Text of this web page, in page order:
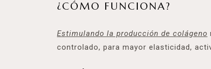
¿CÓMO FUNCIONA?
Estimulando la producción de colágeno
controlado, para mayor elasticidad,